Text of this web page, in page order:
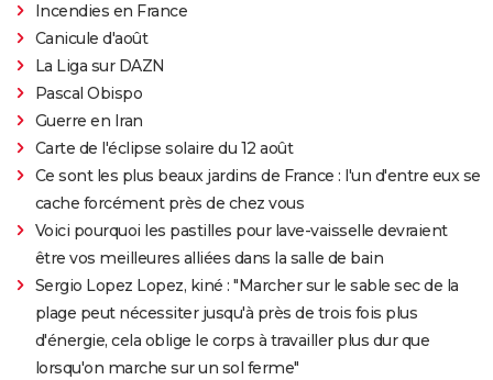
Incendies en France
Canicule d'août
La Liga sur DAZN
Pascal Obispo
Guerre en Iran
Carte de l'éclipse solaire du 12 août
Ce sont les plus beaux jardins de France : l'un d'entre eux se
cache forcément près de chez vous
Voici pourquoi les pastilles pour lave-vaisselle devraient
être vos meilleures alliées dans la salle de bain
Sergio Lopez Lopez, kiné : "Marcher sur le sable sec de la
plage peut nécessiter jusqu'à près de trois fois plus
d'énergie, cela oblige le corps à travailler plus dur que
lorsqu'on marche sur un sol ferme"